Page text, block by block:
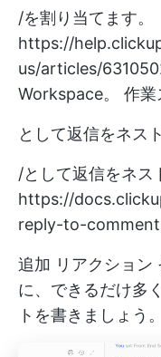
/を割り当てます。
https://
us/articles/
Workspace。
作業
として返信をネス
/として返信をネス
https://
reply-to-
追加 リアクション
に、できるだけ多
トを書きましょう。